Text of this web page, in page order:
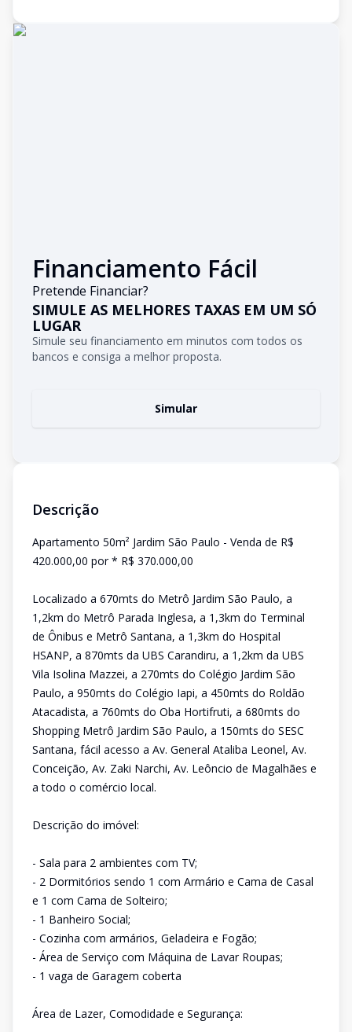
Financiamento Fácil
Pretende Financiar?
SIMULE AS MELHORES TAXAS EM UM SÓ
LUGAR
Simule seu financiamento em minutos com todos os
bancos e consiga a melhor proposta.
Simular
Descrição
Apartamento 50m² Jardim São Paulo - Venda de R$
420.000,00 por * R$ 370.000,00
Localizado a 670mts do Metrô Jardim São Paulo, a
1,2km do Metrô Parada Inglesa, a 1,3km do Terminal
de Ônibus e Metrô Santana, a 1,3km do Hospital
HSANP, a 870mts da UBS Carandiru, a 1,2km da UBS
Vila Isolina Mazzei, a 270mts do Colégio Jardim São
Paulo, a 950mts do Colégio Iapi, a 450mts do Roldão
Atacadista, a 760mts do Oba Hortifruti, a 680mts do
Shopping Metrô Jardim São Paulo, a 150mts do SESC
Santana, fácil acesso a Av. General Ataliba Leonel, Av.
Conceição, Av. Zaki Narchi, Av. Leôncio de Magalhães e
a todo o comércio local.
Descrição do imóvel:
- Sala para 2 ambientes com TV;
- 2 Dormitórios sendo 1 com Armário e Cama de Casal
e 1 com Cama de Solteiro;
- 1 Banheiro Social;
- Cozinha com armários, Geladeira e Fogão;
- Área de Serviço com Máquina de Lavar Roupas;
- 1 vaga de Garagem coberta
Área de Lazer, Comodidade e Segurança: